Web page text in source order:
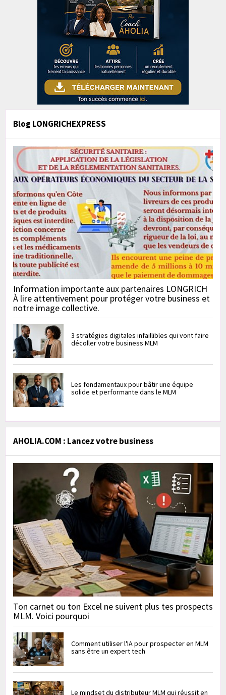
Blog LONGRICHEXPRESS
Information importante aux partenaires LONGRICH
À lire attentivement pour protéger votre business et
notre image collective.
3 stratégies digitales infaillibles qui vont faire
décoller votre business MLM
Les fondamentaux pour bâtir une équipe
solide et performante dans le MLM
AHOLIA.COM : Lancez votre business
Ton carnet ou ton Excel ne suivent plus tes prospects
MLM. Voici pourquoi
Comment utiliser l'IA pour prospecter en MLM
sans être un expert tech
Le mindset du distributeur MLM qui réussit en